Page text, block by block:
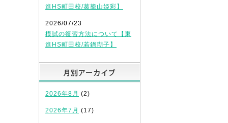
進HS町田校/葛籠山姫彩】
2026/07/23
模試の復習方法について【東
進HS町田校/若鍋瑚子】
2026年8月 (2)
2026年7月 (17)